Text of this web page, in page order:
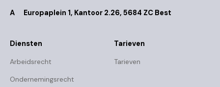
A
Europaplein 1, Kantoor 2.26, 5684 ZC Best
Diensten
Arbeidsrecht
Ondernemingsrecht
Tarieven
Tarieven